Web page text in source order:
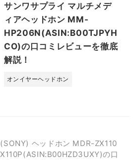
サンワサプライ マルチメデ
ィアヘッドホン MM-
HP206N(ASIN:B00TJPYH
CO)の口コミレビューを徹底
解説！
オンイヤーヘッドホン
ヘッドホン MDR-ZX110
の口